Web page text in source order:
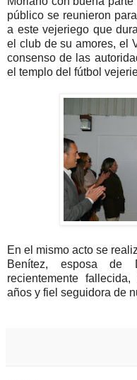
público se reunieron
a este vejeriego que
el club de su amores, el
consenso de las
el templo del fútbol
En el mismo acto se
Benítez, esposa de
recientemente
años y fiel seguidora de